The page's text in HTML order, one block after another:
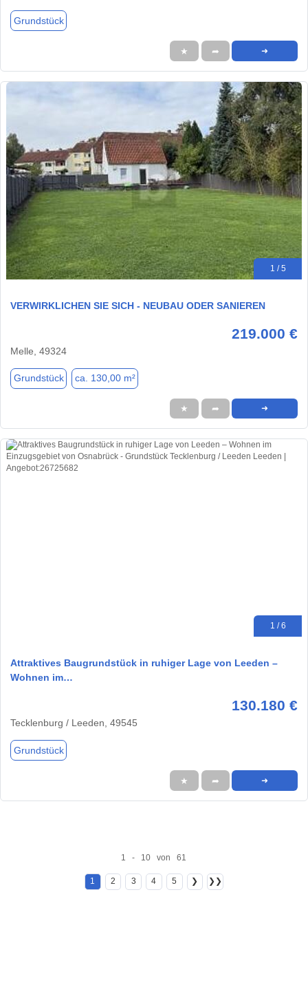
Grundstück
★ ➦ ➜
1 / 5
VERWIRKLICHEN SIE SICH - NEUBAU ODER SANIEREN
219.000 €
Melle, 49324
Grundstück ca. 130,00 m²
★ ➦ ➜
1 / 6
Attraktives Baugrundstück in ruhiger Lage von Leeden –
Wohnen im…
130.180 €
Tecklenburg / Leeden, 49545
Grundstück
★ ➦ ➜
1 - 10 von 61
1 2 3 4 5 ❯ ❯❯